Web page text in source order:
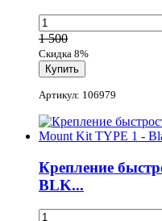
1 500
Скидка 8%
Артикул: 106979
Крепление
BLK...